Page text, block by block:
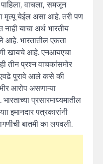
वाचला, समजून
मृत्यू येईल असा आहे. तरी पण
नाही याचा अर्थ भारतीय
आहे. भारतातील एकता
खायचे आहे. एनआयएचा
तीन प्रश्न वाचकांसमोर
पुरावे आले कसे की
आरोप असणाऱ्या
प्रसारमाध्यमातील
इमानदार पत्रकारांनी
बातमी का लपवली.